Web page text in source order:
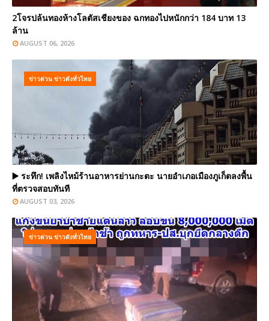
2โจรปล้นทองห้างโลตัสเชียงของ ฉกทองไปหนักกว่า 184 บาท 13
ล้าน
AUGUST 06, 2026
ข่าวด่วน ข่าวดังทั่วไทย
▶️ ระทึก! เพลิงไหม้ร้านอาหารย่านกะตะ นายอำเภอเมืองภูเก็ตลงพื้น
ที่ตรวจสอบทันที
AUGUST 03, 2026
ข่าวด่วน ข่าวดังทั่วไทย